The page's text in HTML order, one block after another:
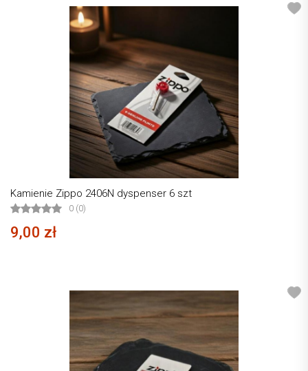
Kamienie Zippo 2406N dyspenser 6 szt
0 (0)
9,00 zł